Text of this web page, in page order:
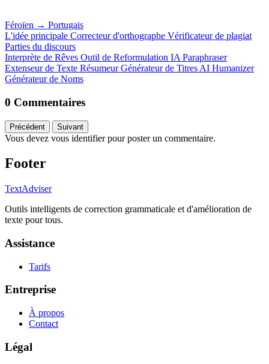
Féroïen → Portugais
L'idée principale Correcteur d'orthographe Vérificateur de plagiat
Parties du discours
Interprète de Rêves Outil de Reformulation IA Paraphraser
Extenseur de Texte RésumeurGénérateur de Titres AI Humanizer
Générateur de Noms
0 Commentaires
Précédent Suivant
Vous devez vous identifier pour poster un commentaire.
Footer
TextAdviser
Outils intelligents de correction grammaticale et d'amélioration de
texte pour tous.
Assistance
Tarifs
Entreprise
À propos
Contact
Légal